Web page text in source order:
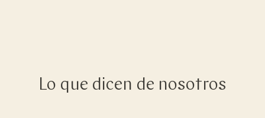
Lo que dicen de nosotros